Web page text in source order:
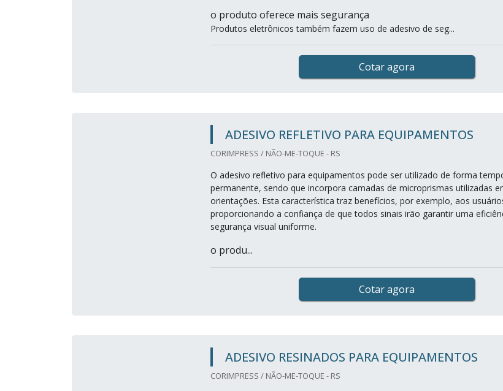
o produto oferece mais segurança
Produtos eletrônicos também fazem uso de adesivo de seg...
Cotar agora
ADESIVO REFLETIVO PARA EQUIPAMENTOS
CORIMPRESS / NÃO-ME-TOQUE - RS
O adesivo refletivo para equipamentos pode ser utilizado de forma
permanente, sendo que incorpora camadas de microprismas utilizadas
orientações. Esta característica traz benefícios, por exemplo, aos
proporcionando a confiança de que todos sinais irão garantir uma
segurança visual uniforme.
o produ...
Cotar agora
ADESIVO RESINADOS PARA EQUIPAMENTOS
CORIMPRESS / NÃO-ME-TOQUE - RS